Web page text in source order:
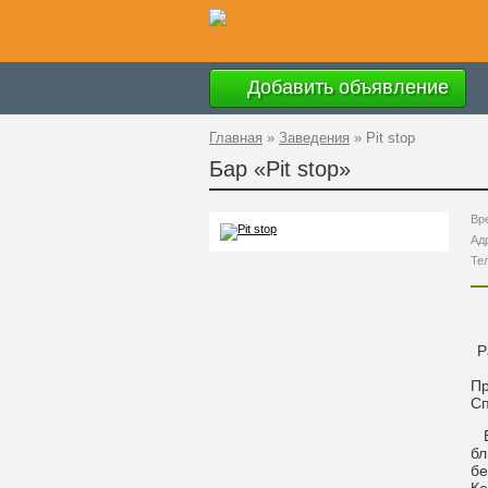
Добавить объявление
Главная » Заведения » Pit stop
Бар «Pit stop»